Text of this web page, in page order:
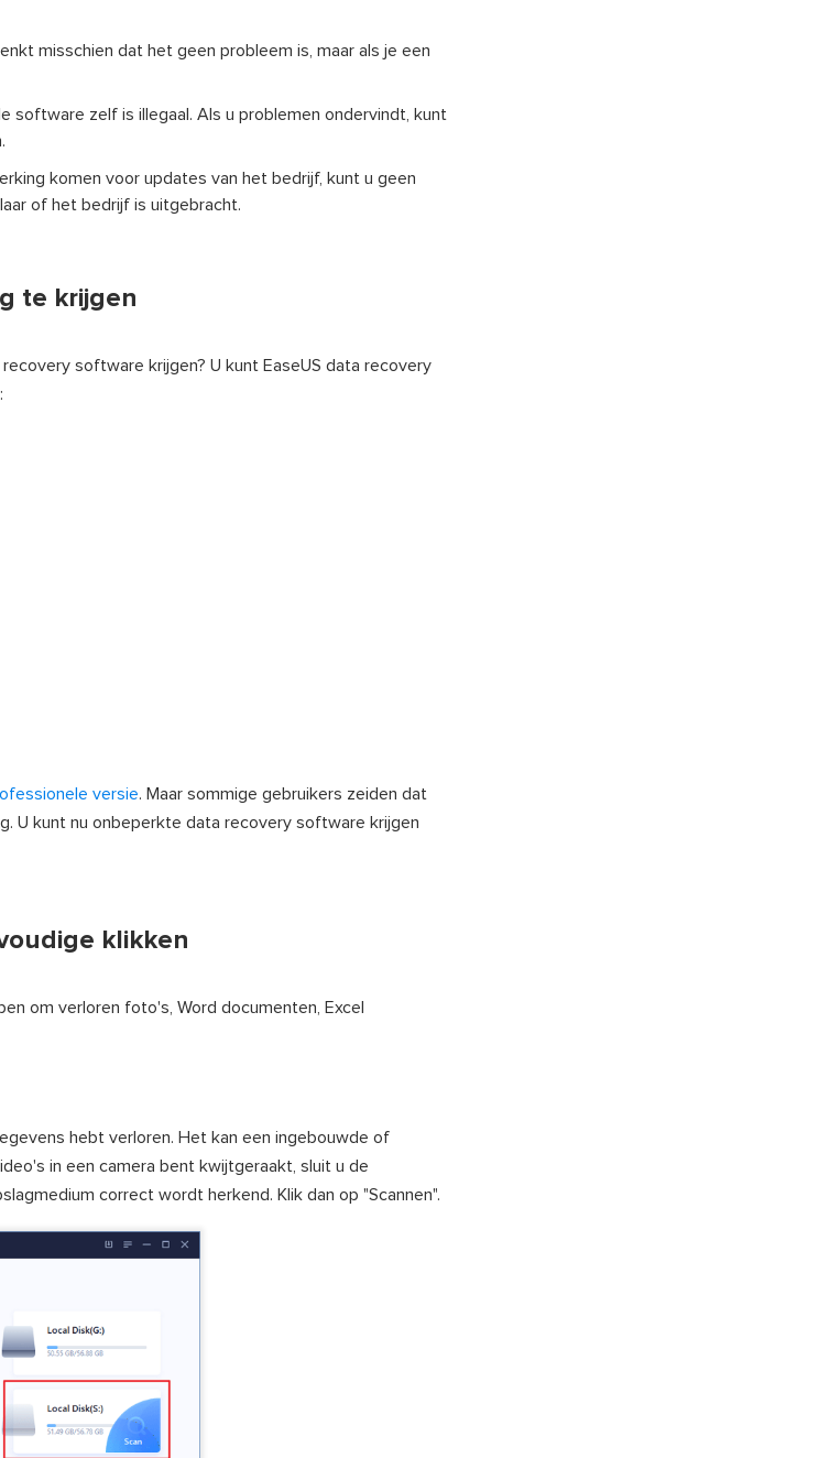
misschien dat het geen probleem is, maar als je een
software zelf is illegaal. Als u problemen ondervindt, kunt
komen voor updates van het bedrijf, kunt u geen
of het bedrijf is uitgebracht.
te krijgen
software krijgen? U kunt EaseUS data recovery
versie. Maar sommige gebruikers zeiden dat
U kunt nu onbeperkte data recovery software krijgen
klikken
om verloren foto's, Word documenten, Excel
hebt verloren. Het kan een ingebouwde of
in een camera bent kwijtgeraakt, sluit u de
correct wordt herkend. Klik dan op "Scannen".